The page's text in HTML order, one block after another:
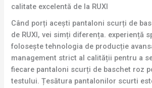
calitate excelentă de la RUXI
Când porți acești pantaloni scurți de
de RUXI, vei simți diferența. experiență
folosește tehnologia de producție
management strict al calității pentru a
fiecare pantaloni scurți de baschet roz
testului. Țesătura pantalonilor scurti